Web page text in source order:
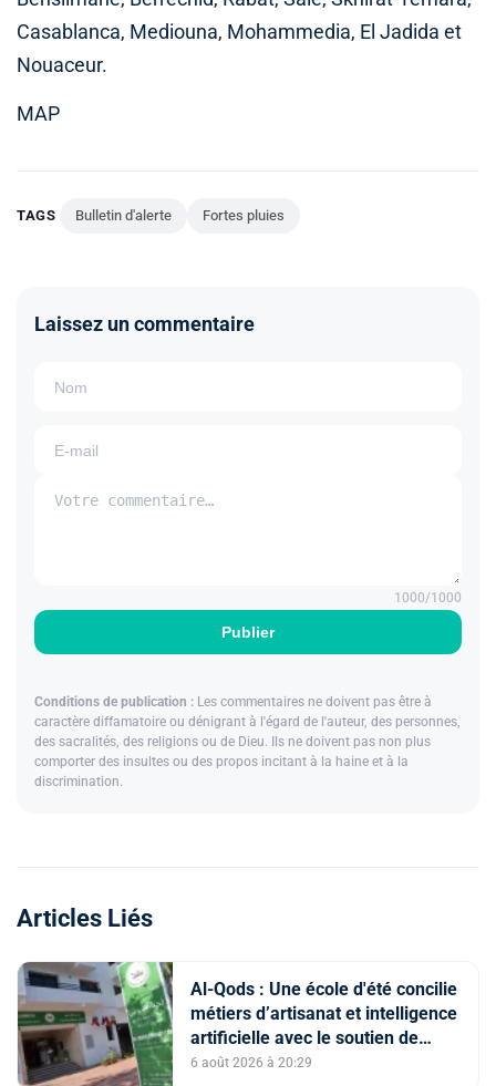
Casablanca, Mediouna, Mohammedia, El Jadida et
Nouaceur.
MAP
TAGS Bulletin d'alerte Fortes pluies
Laissez un commentaire
Publier
1000/1000
Conditions de publication : Les commentaires ne doivent pas être à
caractère diffamatoire ou dénigrant à l'égard de l'auteur, des personnes,
des sacralités, des religions ou de Dieu. Ils ne doivent pas non plus
comporter des insultes ou des propos incitant à la haine et à la
discrimination.
Articles Liés
Al-Qods : Une école d'été concilie
métiers d’artisanat et intelligence
artificielle avec le soutien de
l'Agence Bayt Mal Al-Qods
6 août 2026 à 20:29